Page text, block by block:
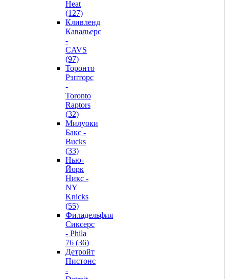
Heat
(127)
Кливленд
Кавальерс
-
CAVS
(97)
Торонто
Рэпторс
-
Toronto
Raptors
(32)
Милуоки
Бакс -
Bucks
(33)
Нью-
Йорк
Никс -
NY
Knicks
(55)
Филадельфия
Сиксерс
- Phila
76 (36)
Детройт
Пистонс
-